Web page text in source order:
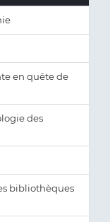
en quête de
des
bibliothèques